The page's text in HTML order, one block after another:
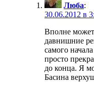
Люба:
30.06.2012 в
Вполне
давнишние
самого
просто
до конца. Я
Басина